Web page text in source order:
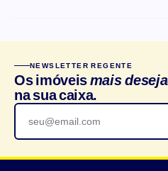
CARACTERÍSTICAS DO
Churrasqueira
Elevador
Bicicletário
NEWSLETTER REGENTE
Os imóveismais
na sua caixa.